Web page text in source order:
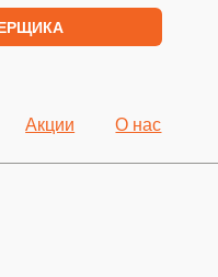
Акции О нас